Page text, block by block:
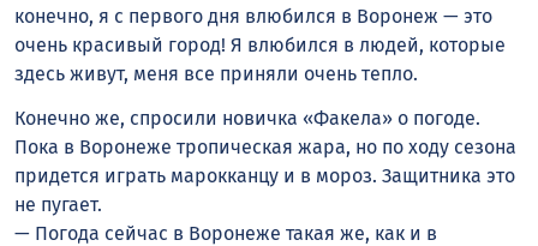
конечно, я с первого дня влюбился в Воронеж — это
очень красивый город! Я влюбился в людей, которые
здесь живут, меня все приняли очень тепло.
Конечно же, спросили новичка «Факела» о погоде.
Пока в Воронеже тропическая жара, но по ходу сезона
придется играть марокканцу и в мороз. Защитника это
не пугает.
— Погода сейчас в Воронеже такая же, как и в